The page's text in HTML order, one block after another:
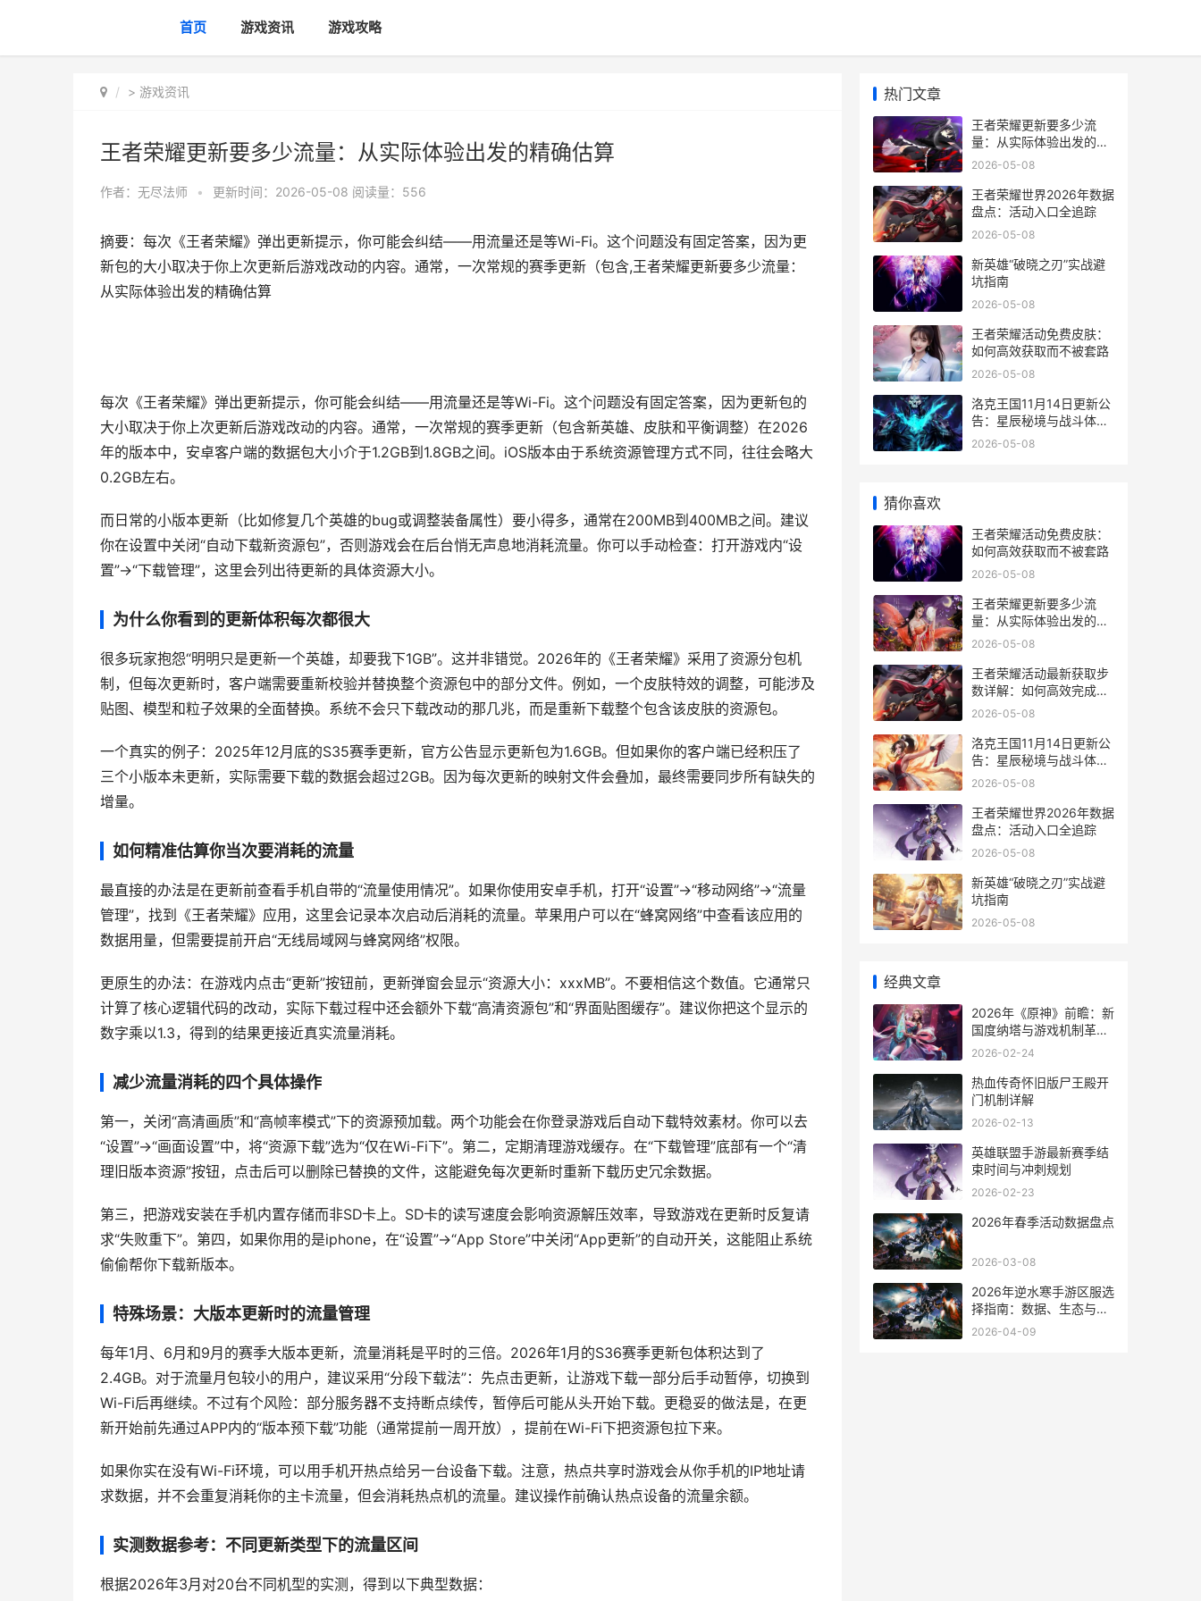
首页 游戏资讯 游戏攻略
> 游戏资讯
王者荣耀更新要多少流量：从实际体验出发的精确估算
作者： 无尽法师 • 更新时间：2026-05-08 阅读量：556
摘要：每次《王者荣耀》弹出更新提示，你可能会纠结——用流量还是等Wi-Fi。这个问题没有固定答案，因为更
新包的大小取决于你上次更新后游戏改动的内容。通常，一次常规的赛季更新（包含,王者荣耀更新要多少流量：
从实际体验出发的精确估算
每次《王者荣耀》弹出更新提示，你可能会纠结——用流量还是等Wi-Fi。这个问题没有固定答案，因为更新包的
大小取决于你上次更新后游戏改动的内容。通常，一次常规的赛季更新（包含新英雄、皮肤和平衡调整）在2026
年的版本中，安卓客户端的数据包大小介于1.2GB到1.8GB之间。iOS版本由于系统资源管理方式不同，往往会略大
0.2GB左右。
而日常的小版本更新（比如修复几个英雄的bug或调整装备属性）要小得多，通常在200MB到400MB之间。建议
你在设置中关闭“自动下载新资源包”，否则游戏会在后台悄无声息地消耗流量。你可以手动检查：打开游戏内“设
置”->“下载管理”，这里会列出待更新的具体资源大小。
为什么你看到的更新体积每次都很大
很多玩家抱怨“明明只是更新一个英雄，却要我下1GB”。这并非错觉。2026年的《王者荣耀》采用了资源分包机
制，但每次更新时，客户端需要重新校验并替换整个资源包中的部分文件。例如，一个皮肤特效的调整，可能涉及
贴图、模型和粒子效果的全面替换。系统不会只下载改动的那几兆，而是重新下载整个包含该皮肤的资源包。
一个真实的例子：2025年12月底的S35赛季更新，官方公告显示更新包为1.6GB。但如果你的客户端已经积压了
三个小版本未更新，实际需要下载的数据会超过2GB。因为每次更新的映射文件会叠加，最终需要同步所有缺失的
增量。
如何精准估算你当次要消耗的流量
最直接的办法是在更新前查看手机自带的“流量使用情况”。如果你使用安卓手机，打开“设置”->“移动网络”->“流量
管理”，找到《王者荣耀》应用，这里会记录本次启动后消耗的流量。苹果用户可以在“蜂窝网络”中查看该应用的
数据用量，但需要提前开启“无线局域网与蜂窝网络”权限。
更原生的办法：在游戏内点击“更新”按钮前，更新弹窗会显示“资源大小：xxxMB”。不要相信这个数值。它通常只
计算了核心逻辑代码的改动，实际下载过程中还会额外下载“高清资源包”和“界面贴图缓存”。建议你把这个显示的
数字乘以1.3，得到的结果更接近真实流量消耗。
减少流量消耗的四个具体操作
第一，关闭“高清画质”和“高帧率模式”下的资源预加载。两个功能会在你登录游戏后自动下载特效素材。你可以去
“设置”->“画面设置”中，将“资源下载”选为“仅在Wi-Fi下”。第二，定期清理游戏缓存。在“下载管理”底部有一个“清
理旧版本资源”按钮，点击后可以删除已替换的文件，这能避免每次更新时重新下载历史冗余数据。
第三，把游戏安装在手机内置存储而非SD卡上。SD卡的读写速度会影响资源解压效率，导致游戏在更新时反复请
求“失败重下”。第四，如果你用的是iphone，在“设置”->“App Store”中关闭“App更新”的自动开关，这能阻止系统
偷偷帮你下载新版本。
特殊场景：大版本更新时的流量管理
每年1月、6月和9月的赛季大版本更新，流量消耗是平时的三倍。2026年1月的S36赛季更新包体积达到了
2.4GB。对于流量月包较小的用户，建议采用“分段下载法”：先点击更新，让游戏下载一部分后手动暂停，切换到
Wi-Fi后再继续。不过有个风险：部分服务器不支持断点续传，暂停后可能从头开始下载。更稳妥的做法是，在更
新开始前先通过APP内的“版本预下载”功能（通常提前一周开放），提前在Wi-Fi下把资源包拉下来。
如果你实在没有Wi-Fi环境，可以用手机开热点给另一台设备下载。注意，热点共享时游戏会从你手机的IP地址请
求数据，并不会重复消耗你的主卡流量，但会消耗热点机的流量。建议操作前确认热点设备的流量余额。
实测数据参考：不同更新类型下的流量区间
根据2026年3月对20台不同机型的实测，得到以下典型数据：
热门文章
王者荣耀更新要多少流
量：从实际体验出发的精
确估算
2026-05-08
王者荣耀世界2026年数据
盘点：活动入口全追踪
2026-05-08
新英雄“破晓之刃”实战避
坑指南
2026-05-08
王者荣耀活动免费皮肤：
如何高效获取而不被套路
2026-05-08
洛克王国11月14日更新公
告：星辰秘境与战斗体系
深度调整
2026-05-08
猜你喜欢
王者荣耀活动免费皮肤：
如何高效获取而不被套路
2026-05-08
王者荣耀更新要多少流
量：从实际体验出发的精
确估算
2026-05-08
王者荣耀活动最新获取步
数详解：如何高效完成任
务
2026-05-08
洛克王国11月14日更新公
告：星辰秘境与战斗体系
深度调整
2026-05-08
王者荣耀世界2026年数据
盘点：活动入口全追踪
2026-05-08
新英雄“破晓之刃”实战避
坑指南
2026-05-08
经典文章
2026年《原神》前瞻：新
国度纳塔与游戏机制革新
深度解析
2026-02-24
热血传奇怀旧版尸王殿开
门机制详解
2026-02-13
英雄联盟手游最新赛季结
束时间与冲刺规划
2026-02-23
2026年春季活动数据盘点
2026-03-08
2026年逆水寒手游区服选
择指南：数据、生态与决
策分析
2026-04-09